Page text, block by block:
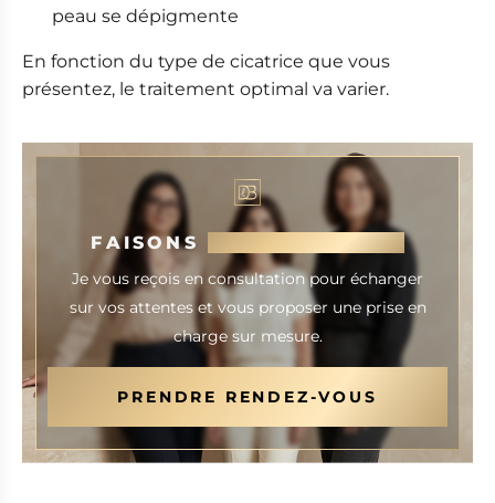
peau se dépigmente
En fonction du type de cicatrice que vous
présentez, le traitement optimal va varier.
FAISONS
Je vous reçois en consultation pour échanger
sur vos attentes et vous proposer une prise en
charge sur mesure.
PRENDRE RENDEZ-VOUS